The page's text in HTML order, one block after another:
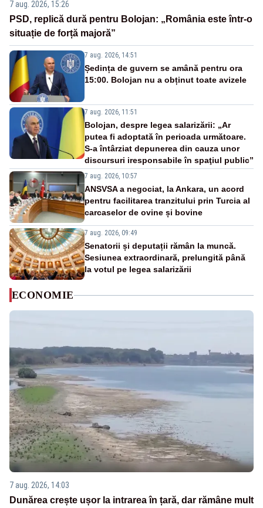
7 aug. 2026, 15:26
PSD, replică dură pentru Bolojan: „România este într-o
situație de forță majoră”
7 aug. 2026, 14:51
Ședința de guvern se amână pentru ora
15:00. Bolojan nu a obținut toate avizele
7 aug. 2026, 11:51
Bolojan, despre legea salarizării: „Ar
putea fi adoptată în perioada următoare.
S-a întârziat depunerea din cauza unor
discursuri iresponsabile în spaţiul public”
7 aug. 2026, 10:57
ANSVSA a negociat, la Ankara, un acord
pentru facilitarea tranzitului prin Turcia al
carcaselor de ovine și bovine
7 aug. 2026, 09:49
Senatorii și deputații rămân la muncă.
Sesiunea extraordinară, prelungită până
la votul pe legea salarizării
ECONOMIE
7 aug. 2026, 14:03
Dunărea crește ușor la intrarea în țară, dar rămâne mult